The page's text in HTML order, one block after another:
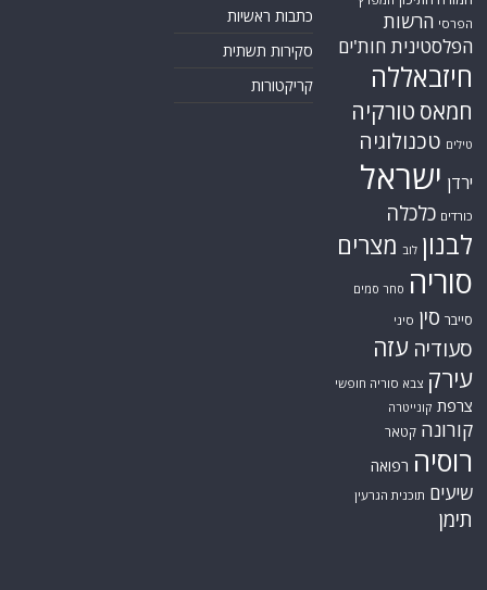
הפרסי הרשות
הפלסטינית חות'ים
חיזבאללה
חמאס טורקיה
טילים טכנולוגיה
ירדן ישראל
כורדים כלכלה
לבנון לוב מצרים
סוריה סחר סמים
סייבר סין סיני
סעודיה עזה
עירק צבא סוריה חופשי
צרפת קונייטרה
קורונה קטאר
רוסיה רפואה
שיעים תוכנית הגרעין
תימן
כתבות ראשיות
סקירות תשתית
קריקטורות